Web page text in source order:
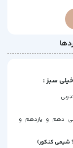
سبز :
دهم و یازدهم و